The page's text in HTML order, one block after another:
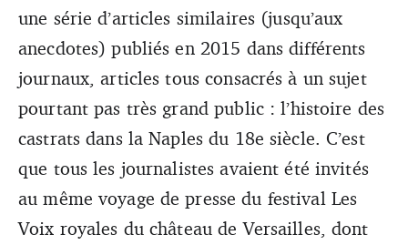
une série d’articles similaires (jusqu’aux
anecdotes) publiés en 2015 dans différents
journaux, articles tous consacrés à un sujet
pourtant pas très grand public : l’histoire des
castrats dans la Naples du 18e siècle. C’est
que tous les journalistes avaient été invités
au même voyage de presse du festival Les
Voix royales du château de Versailles, dont